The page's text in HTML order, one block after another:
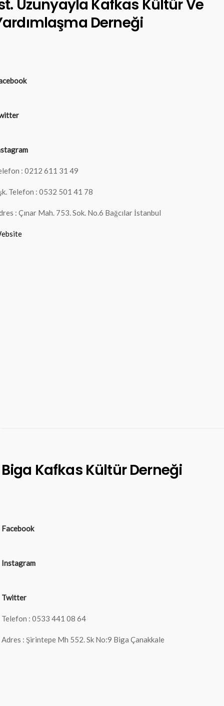
Uzunyayla Kafkas Kültür Ve
Derneği
: 0212 611 31 49
Telefon : 0532 501 41 78
: Çınar Mah. 753. Sok. No.6 Bağcılar İstanbul
Biga Kafkas Kültür Derneği
Facebook
Instagram
Twitter
Telefon : 0533 441 08 64
Adres : Şirintepe Mh 552. Sk No:9 Biga Çanakkale